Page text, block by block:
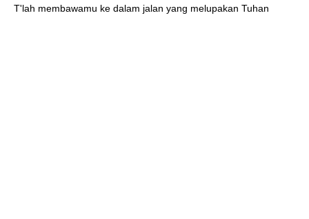
T'lah membawamu ke dalam jalan yang melupakan Tuhan